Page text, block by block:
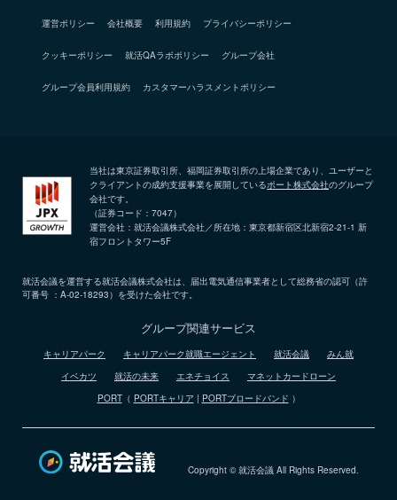
運営ポリシー 会社概要 利用規約 プライバシーポリシー
クッキーポリシー 就活QAラボポリシー グループ会社
グループ会員利用規約 カスタマーハラスメントポリシー
当社は東京証券取引所、福岡証券取引所の上場企業であり、ユーザーと
クライアントの成約支援事業を展開しているポート株式会社のグループ
会社です。
（証券コード：7047）
運営会社：就活会議株式会社／所在地：東京都新宿区北新宿2-21-1 新
宿フロントタワー5F
就活会議を運営する就活会議株式会社は、届出電気通信事業者として総務省の認可（許
可番号 ：A-02-18293）を受けた会社です。